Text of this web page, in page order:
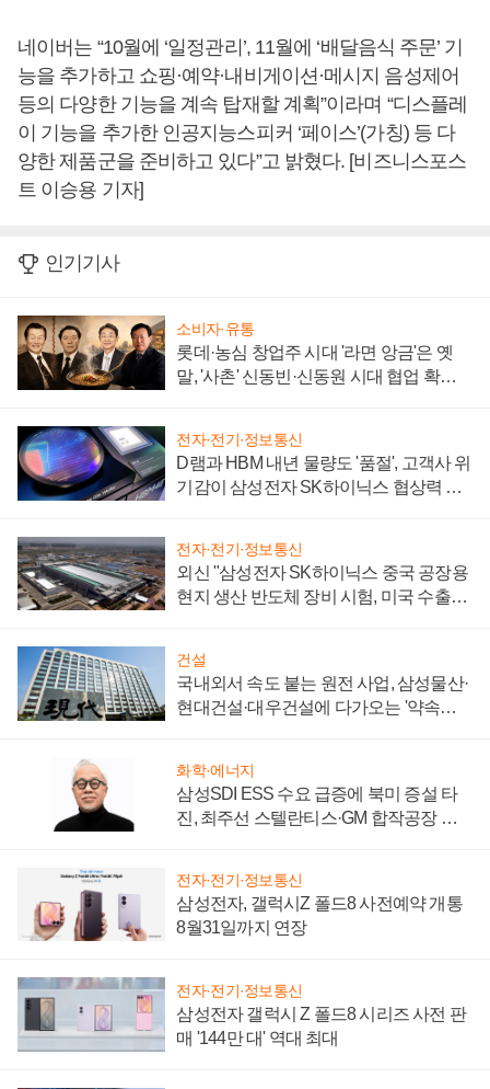
네이버는 “10월에 ‘일정관리’, 11월에 ‘배달음식 주문’ 기
능을 추가하고 쇼핑·예약·내비게이션·메시지 음성제어
등의 다양한 기능을 계속 탑재할 계획”이라며 “디스플레
이 기능을 추가한 인공지능스피커 ‘페이스’(가칭) 등 다
양한 제품군을 준비하고 있다”고 밝혔다. [비즈니스포스
트 이승용 기자]
인기기사
소비자·유통
롯데·농심 창업주 시대 '라면 앙금'은 옛
말, '사촌' 신동빈·신동원 시대 협업 확대
전자·전기·정보통신
D램과 HBM 내년 물량도 '품절', 고객사 위
기감이 삼성전자 SK하이닉스 협상력 더
전자·전기·정보통신
외신 "삼성전자 SK하이닉스 중국 공장용
현지 생산 반도체 장비 시험, 미국 수출통
건설
국내외서 속도 붙는 원전 사업, 삼성물산·
현대건설·대우건설에 다가오는 '약속의
화학·에너지
삼성SDI ESS 수요 급증에 북미 증설 타
진, 최주선 스텔란티스·GM 합작공장 건
전자·전기·정보통신
삼성전자, 갤럭시Z 폴드8 사전예약 개통
8월31일까지 연장
전자·전기·정보통신
삼성전자 갤럭시 Z 폴드8 시리즈 사전 판
매 '144만 대' 역대 최대